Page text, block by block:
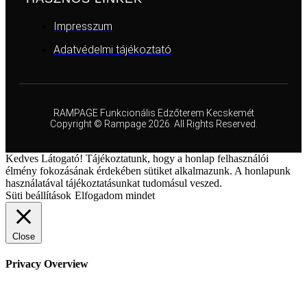
Impresszum
Adatvédelmi tájékoztató
RAMPAGE Funkcionális Edzőterem Kecskemét
Copyright © Rampage 2026. All Rights Reserved.
Kedves Látogató! Tájékoztatunk, hogy a honlap felhasználói
élmény fokozásának érdekében sütiket alkalmazunk. A honlapunk
használatával tájékoztatásunkat tudomásul veszed.
Süti beállítások Elfogadom mindet
Close
Privacy Overview